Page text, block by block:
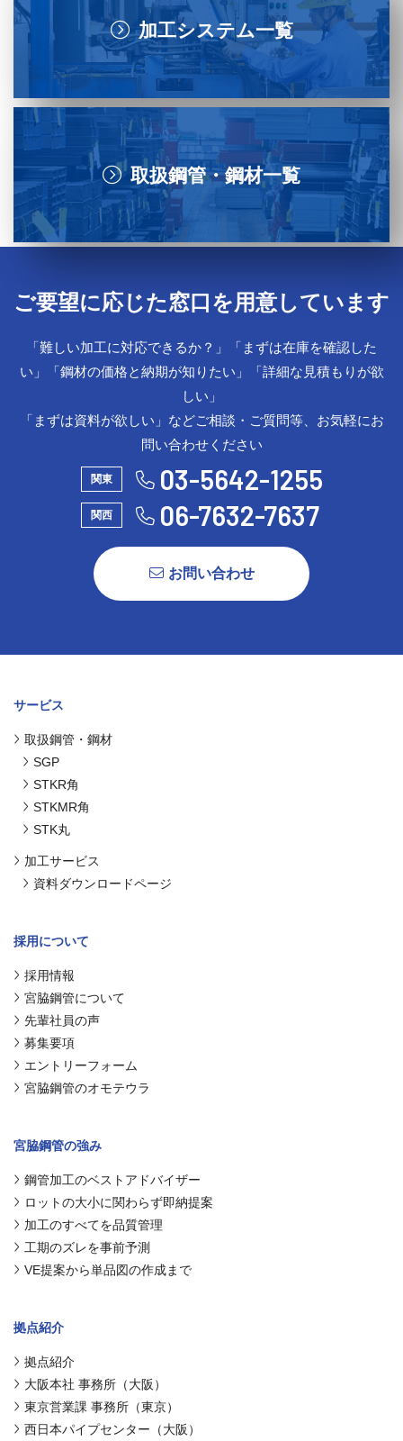
加工システム一覧
取扱鋼管・鋼材一覧
ご要望に応じた窓口を用意しています
「難しい加工に対応できるか？」「まずは在庫を確認した
い」「鋼材の価格と納期が知りたい」「詳細な見積もりが欲
しい」
「まずは資料が欲しい」などご相談・ご質問等、お気軽にお
問い合わせください
関東 03-5642-1255
関西 06-7632-7637
お問い合わせ
サービス
取扱鋼管・鋼材
SGP
STKR角
STKMR角
STK丸
加工サービス
資料ダウンロードページ
採用について
採用情報
宮脇鋼管について
先輩社員の声
募集要項
エントリーフォーム
宮脇鋼管のオモテウラ
宮脇鋼管の強み
鋼管加工のベストアドバイザー
ロットの大小に関わらず即納提案
加工のすべてを品質管理
工期のズレを事前予測
VE提案から単品図の作成まで
拠点紹介
拠点紹介
大阪本社 事務所（大阪）
東京営業課 事務所（東京）
西日本パイプセンター（大阪）